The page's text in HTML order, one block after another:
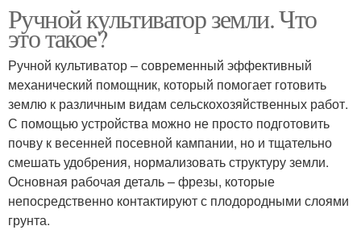
Ручной культиватор земли. Что
это такое?
Ручной культиватор – современный эффективный
механический помощник, который помогает готовить
землю к различным видам сельскохозяйственных работ.
С помощью устройства можно не просто подготовить
почву к весенней посевной кампании, но и тщательно
смешать удобрения, нормализовать структуру земли.
Основная рабочая деталь – фрезы, которые
непосредственно контактируют с плодородными слоями
грунта.